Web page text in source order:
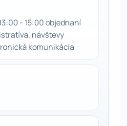
- 15:00 objednaní
návštevy
komunikácia